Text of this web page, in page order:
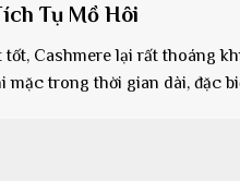
Tụ Mồ Hôi
Cashmere lại rất thoáng
trong thời gian dài, đặc